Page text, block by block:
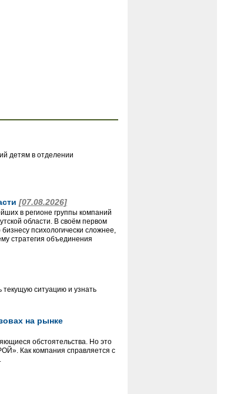
детям в отделении
[07.08.2026]
в регионе группы компаний
области. В своём первом
психологически сложнее,
стратегия объединения
текущую ситуацию и узнать
на рынке
обстоятельства. Но это
Как компания справляется с